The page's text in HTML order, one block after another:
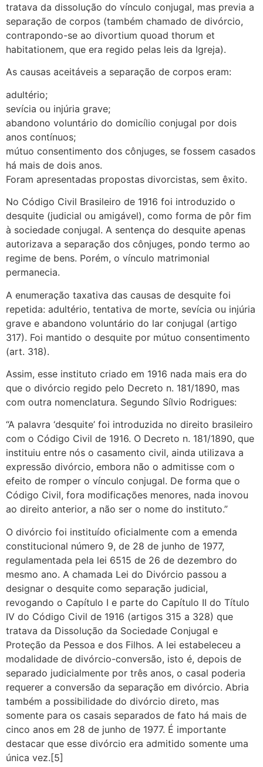
tratava da dissolução do vínculo conjugal, mas previa a
separação de corpos (também chamado de divórcio,
contrapondo-se ao divortium quoad thorum et
habitationem, que era regido pelas leis da Igreja).
As causas aceitáveis a separação de corpos eram:
adultério;
sevícia ou injúria grave;
abandono voluntário do domicílio conjugal por dois
anos contínuos;
mútuo consentimento dos cônjuges, se fossem casados
há mais de dois anos.
Foram apresentadas propostas divorcistas, sem êxito.
No Código Civil Brasileiro de 1916 foi introduzido o
desquite (judicial ou amigável), como forma de pôr fim
à sociedade conjugal. A sentença do desquite apenas
autorizava a separação dos cônjuges, pondo termo ao
regime de bens. Porém, o vínculo matrimonial
permanecia.
A enumeração taxativa das causas de desquite foi
repetida: adultério, tentativa de morte, sevícia ou injúria
grave e abandono voluntário do lar conjugal (artigo
317). Foi mantido o desquite por mútuo consentimento
(art. 318).
Assim, esse instituto criado em 1916 nada mais era do
que o divórcio regido pelo Decreto n. 181/1890, mas
com outra nomenclatura. Segundo Sílvio Rodrigues:
“A palavra ‘desquite’ foi introduzida no direito brasileiro
com o Código Civil de 1916. O Decreto n. 181/1890, que
instituiu entre nós o casamento civil, ainda utilizava a
expressão divórcio, embora não o admitisse com o
efeito de romper o vínculo conjugal. De forma que o
Código Civil, fora modificações menores, nada inovou
ao direito anterior, a não ser o nome do instituto.”
O divórcio foi instituído oficialmente com a emenda
constitucional número 9, de 28 de junho de 1977,
regulamentada pela lei 6515 de 26 de dezembro do
mesmo ano. A chamada Lei do Divórcio passou a
designar o desquite como separação judicial,
revogando o Capítulo I e parte do Capítulo II do Título
IV do Código Civil de 1916 (artigos 315 a 328) que
tratava da Dissolução da Sociedade Conjugal e
Proteção da Pessoa e dos Filhos. A lei estabeleceu a
modalidade de divórcio-conversão, isto é, depois de
separado judicialmente por três anos, o casal poderia
requerer a conversão da separação em divórcio. Abria
também a possibilidade do divórcio direto, mas
somente para os casais separados de fato há mais de
cinco anos em 28 de junho de 1977. É importante
destacar que esse divórcio era admitido somente uma
única vez.[5]